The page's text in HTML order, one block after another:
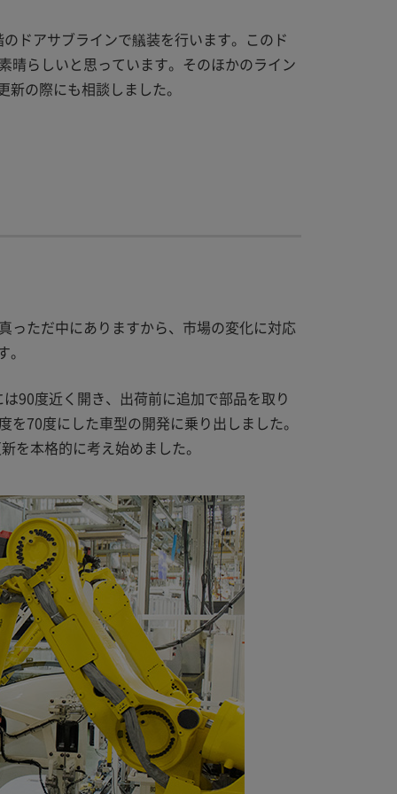
ドアサブラインで艤装を行います。このド
晴らしいと思っています。そのほかのライン
の際にも相談しました。
ただ中にありますから、市場の変化に対応
90度近く開き、出荷前に追加で部品を取り
70度にした車型の開発に乗り出しました。
を本格的に考え始めました。